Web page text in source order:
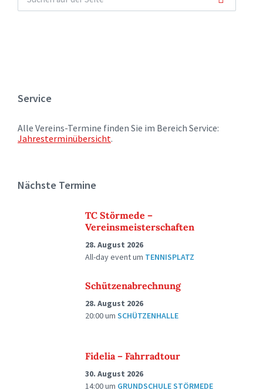
Service
Alle Vereins-Termine finden Sie im Bereich Service:
Jahresterminübersicht.
Nächste Termine
TC Störmede –
Vereinsmeisterschaften
28. August 2026
All-day eventum TENNISPLATZ
Schützenabrechnung
28. August 2026
20:00um SCHÜTZENHALLE
Fidelia – Fahrradtour
30. August 2026
14:00um GRUNDSCHULE STÖRMEDE